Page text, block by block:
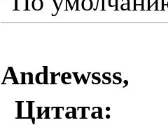
Andrewsss,
Цитата: